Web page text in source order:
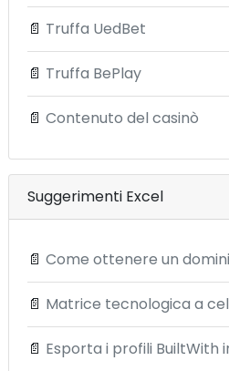
📄 Truffa UedBet
📄 Truffa BePlay
📄 Contenuto del casinò
Suggerimenti Excel
📄 Come ottenere un
📄 Matrice tecnologica a
📄 Esporta i profili BuiltWith